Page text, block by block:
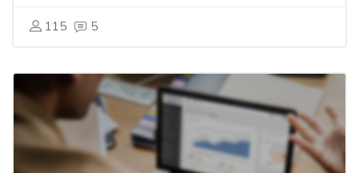
115 5